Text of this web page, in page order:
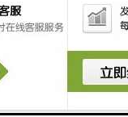
好的韧度和突出的强度
易生锈，能够很好地抵
护漆里了，省去了我
地保护环境。